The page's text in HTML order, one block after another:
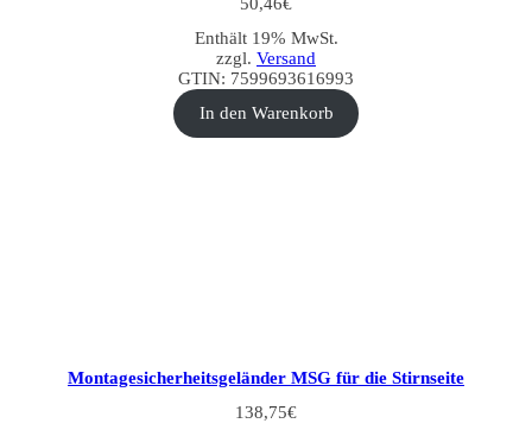
50,46€
Enthält 19% MwSt.
zzgl. Versand
GTIN: 7599693616993
In den Warenkorb
Montagesicherheitsgeländer MSG für die Stirnseite
138,75€